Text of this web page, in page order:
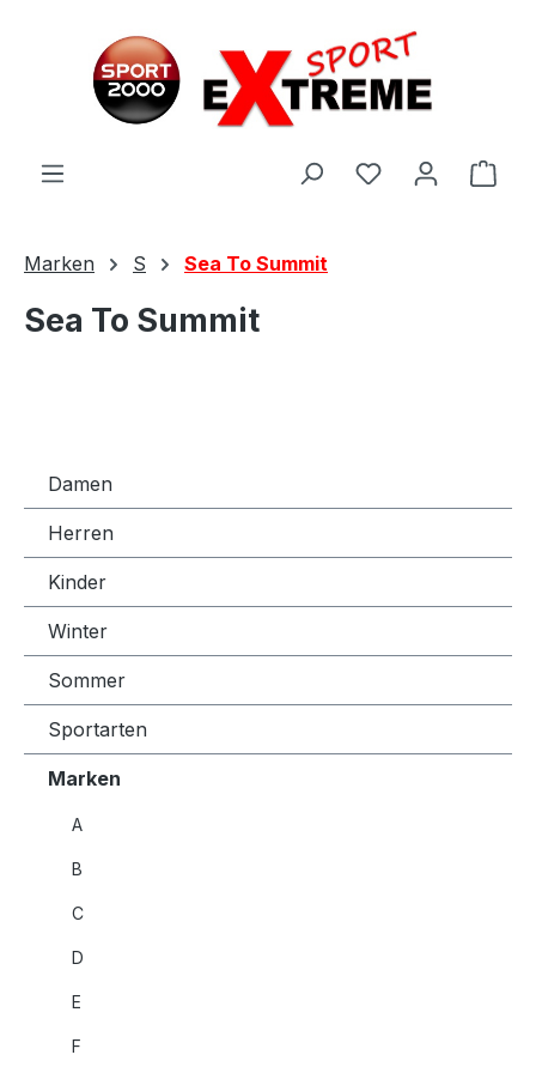
Marken S Sea To Summit
Sea To Summit
Damen
Herren
Kinder
Winter
Sommer
Sportarten
Marken
A
B
C
D
E
F